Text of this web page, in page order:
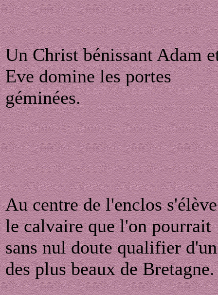
Un Christ bénissant Adam
Eve domine les portes
géminées.
Au centre de l'enclos s'élève
le calvaire que l'on pourrait
sans nul doute qualifier d'un
des plus beaux de Bretagne.